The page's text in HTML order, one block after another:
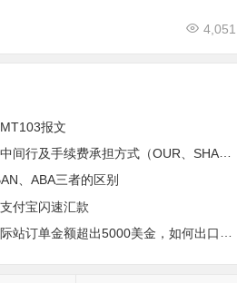
4,051
报文
行及手续费承担方式（OUR、SHA、BEN）
、ABA三者的区别
付宝闪速汇款
站订单金额超出5000美金，如何出口收款？